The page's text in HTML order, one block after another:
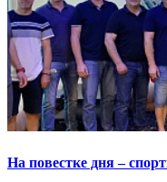
На повестке дня –